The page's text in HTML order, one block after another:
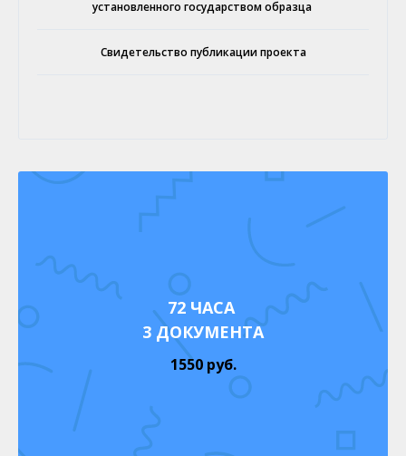
установленного государством образца
Свидетельство публикации проекта
72 ЧАСА
3 ДОКУМЕНТА
1550 руб.